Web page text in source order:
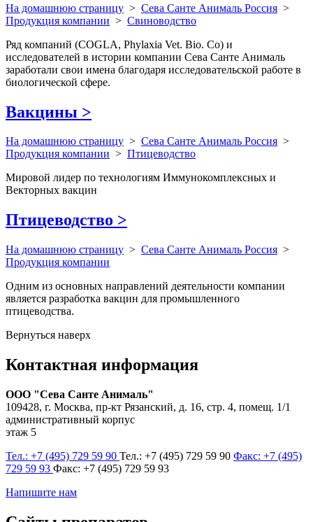
На домашнюю страницу > Сева Санте Анималь Россия >
Продукция компании > Свиноводство
Ряд компаний (COGLA, Phylaxia Vet. Bio. Co) и
исследователей в истории компании Сева Санте Анималь
заработали свои имена благодаря исследовательской работе в
биологической сфере.
Вакцины >
На домашнюю страницу > Сева Санте Анималь Россия >
Продукция компании > Птицеводство
Мировой лидер по технологиям Иммунокомплексных и
Векторных вакцин
Птицеводство >
На домашнюю страницу > Сева Санте Анималь Россия >
Продукция компании
Одним из основных направлений деятельности компании
является разработка вакцин для промышленного
птицеводства.
Вернуться наверх
Контактная информация
ООО "Сева Санте Анималь"
109428, г. Москва, пр-кт Рязанский, д. 16, стр. 4, помещ. 1/1
административный корпус
этаж 5
Тел.: +7 (495) 729 59 90 Тел.: +7 (495) 729 59 90 Факс: +7 (495)
729 59 93 Факс: +7 (495) 729 59 93
Напишите нам